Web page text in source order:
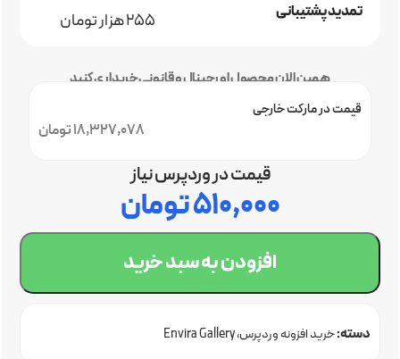
تمدید پشتیبانی 255 هزار تومان
همین الان محصول اورجینال و قانونی خریداری کنید
18,327,078 تومان
قیمت در مارکت خارجی
قیمت در وردپرس نیاز
۵۱۰,۰۰۰تومان
افزودن به سبد خرید
دسته:خرید افزونه وردپرس Envira Gallery